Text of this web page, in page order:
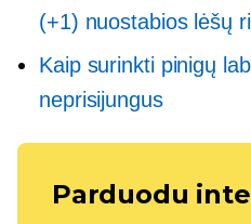
(+1) nuostabios lėšų
Kaip surinkti pinigų
neprisijungus
Parduodu